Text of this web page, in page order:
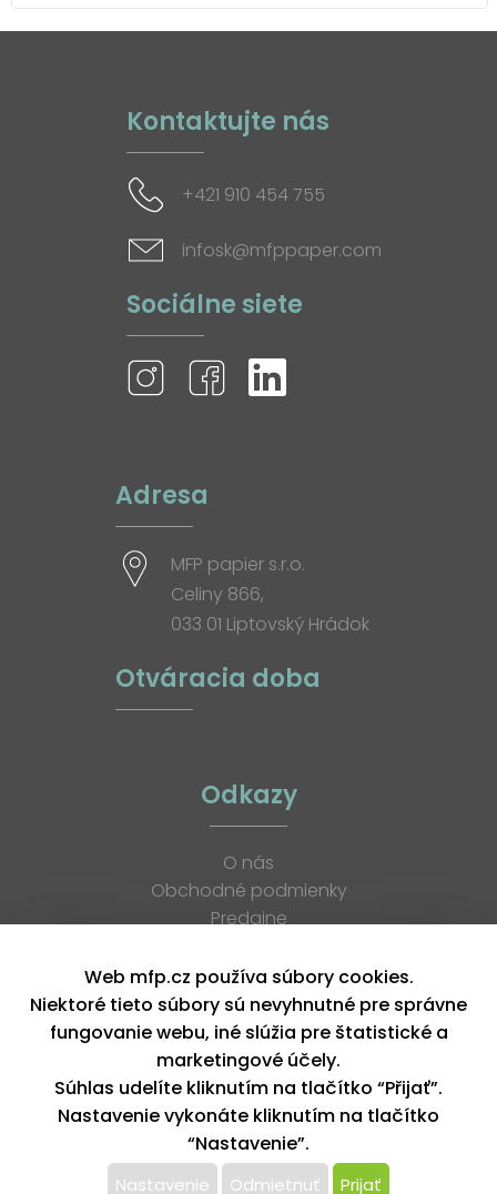
Kontaktujte nás
+421 910 454 755
infosk@mfppaper.com
Sociálne siete
Adresa
MFP papier s.r.o.
Celiny 866,
033 01 Liptovský Hrádok
Otváracia doba
Odkazy
O nás
Obchodné podmienky
Predajne
K stiahnutiu
Blog
Kontakt
Kariéra
XML feed
Copyright © 2026, MFP paper s. r. o. | Všetky práva vyhradené
design by MFP
Web mfp.cz používa súbory cookies.
Niektoré tieto súbory sú nevyhnutné pre správne
fungovanie webu, iné slúžia pre štatistické a
marketingové účely.
Súhlas udelíte kliknutím na tlačítko “Přijať”.
Nastavenie vykonáte kliknutím na tlačítko
“Nastavenie”.
Nastavenie Odmietnuť Prijať